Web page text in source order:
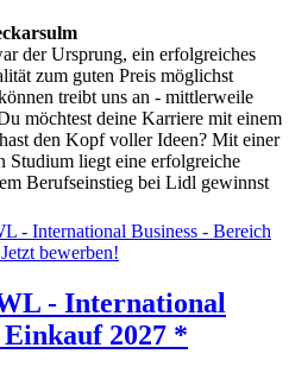
der Ursprung, ein erfolgreiches
zum guten Preis möglichst
treibt uns an - mittlerweile
möchtest deine Karriere mit einem
den Kopf voller Ideen? Mit einer
Studium liegt eine erfolgreiche
Berufseinstieg bei Lidl gewinnst
- International
Einkauf 2027 *